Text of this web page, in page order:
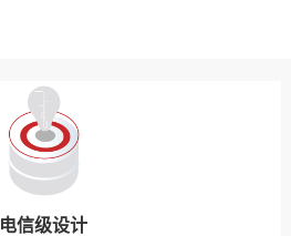
电信级设计